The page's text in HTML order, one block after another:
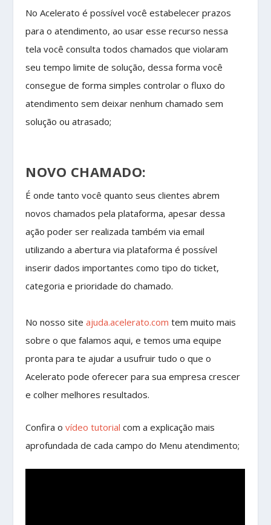
No Acelerato é possível você estabelecer prazos
para o atendimento, ao usar esse recurso nessa
tela você consulta todos chamados que violaram
seu tempo limite de solução, dessa forma você
consegue de forma simples controlar o fluxo do
atendimento sem deixar nenhum chamado sem
solução ou atrasado;
NOVO CHAMADO:
É onde tanto você quanto seus clientes abrem
novos chamados pela plataforma, apesar dessa
ação poder ser realizada também via email
utilizando a abertura via plataforma é possível
inserir dados importantes como tipo do ticket,
categoria e prioridade do chamado.
No nosso siteajuda.acelerato.com tem muito mais
sobre o que falamos aqui, e temos uma equipe
pronta para te ajudar a usufruir tudo o que o
Acelerato pode oferecer para sua empresa crescer
e colher melhores resultados.
Confira ovídeo tutorial com a explicação mais
aprofundada de cada campo do Menu atendimento;